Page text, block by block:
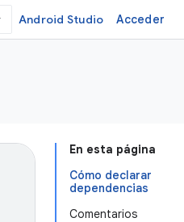
Android Studio Acceder
En esta página
Cómo declarar
dependencias
Comentarios